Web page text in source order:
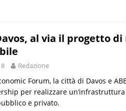
al via il progetto
Redazione
Forum, la città di Davos e
per realizzare
e privato.